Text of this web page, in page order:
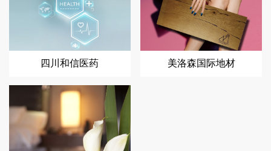
四川和信医药 美洛森国际地材